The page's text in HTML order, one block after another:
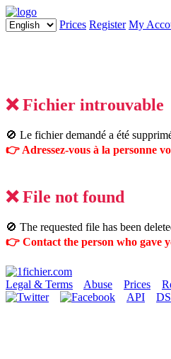
Prices Register My
❌ Fichier introuvable
🚫 Le fichier demandé a été
👉 Adressez-vous à la personne
❌ File not found
🚫 The requested file has been
👉 Contact the person who gave
Legal & Terms Abuse Prices
API